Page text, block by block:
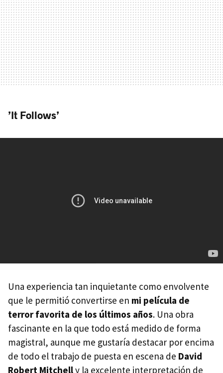
’It Follows’
Una experiencia tan inquietante como envolvente
que le permitió convertirse en mi película de
terror favorita de los últimos años. Una obra
fascinante en la que todo está medido de forma
magistral, aunque me gustaría destacar por encima
de todo el trabajo de puesta en escena de David
Robert Mitchelly la excelente interpretación de